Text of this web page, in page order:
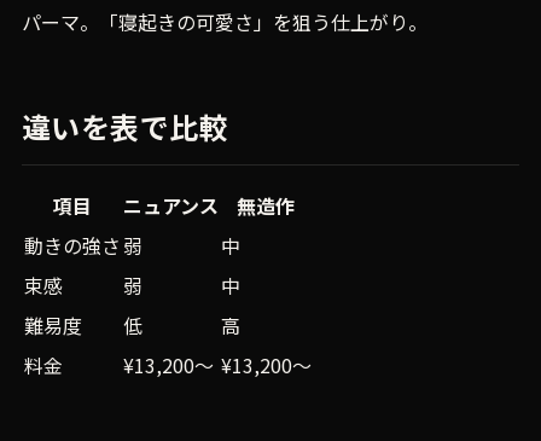
パーマ。「寝起きの可愛さ」を狙う仕上がり。
違いを表で比較
項目 ニュアンス
無造作
動きの強さ 弱
中
束感
弱
中
難易度
低
高
料金
¥13,200〜 ¥13,200〜